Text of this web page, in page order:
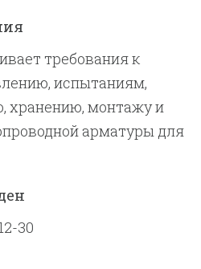
требования к
испытаниям,
хранению, монтажу и
арматуры для
30